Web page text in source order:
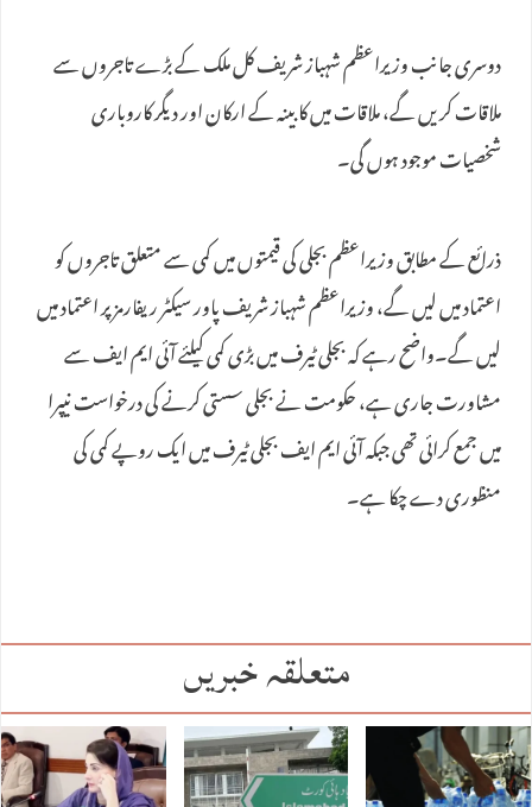
دوسری جانب وزیراعظم شہباز شریف کل ملک کے بڑے تاجروں سے
ملاقات کریں گے، ملاقات میں کابینہ کے ارکان اور دیگر کاروباری
شخصیات موجود ہوں گی۔
ذرائع کے مطابق وزیراعظم بجلی کی قیمتوں میں کمی سے متعلق تاجروں کو
اعتماد میں لیں گے، وزیراعظم شہباز شریف پاور سیکٹر ریفارمز پر اعتماد میں
لیں گے۔واضح رہے کہ بجلی ٹیرف میں بڑی کمی کیلئے آئی ایم ایف سے
مشاورت جاری ہے، حکومت نے بجلی سستی کرنے کی درخواست نیپرا
میں جمع کرائی تھی جبکہ آئی ایم ایف بجلی ٹیرف میں ایک روپے کمی کی
منظوری دے چکا ہے۔
متعلقہ خبریں